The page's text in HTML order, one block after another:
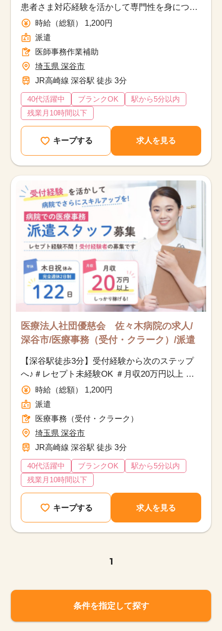
患者さま対応経験を活かして専門性を身につけ
ませんか？
時給（総額） 1,200円
派遣
医師事務作業補助
埼玉県 深谷市
JR高崎線 深谷駅 徒歩 3分
40代活躍中 ブランクOK
駅から5分以内
残業月10時間以下
キープする 求人を見る
医療法人社団優慈会 佐々木病院の求人/
深谷市/医療事務（受付・クラーク）/派遣
【深谷駅徒歩3分】受付経験から次のステップ
へ♪＃レセプト未経験OK ＃月収20万円以上 ＃
木日祝休み ＃職場見学OK
時給（総額） 1,200円
派遣
医療事務（受付・クラーク）
埼玉県 深谷市
JR高崎線 深谷駅 徒歩 3分
40代活躍中 ブランクOK
駅から5分以内
残業月10時間以下
キープする 求人を見る
1
条件を指定して探す
該当件数